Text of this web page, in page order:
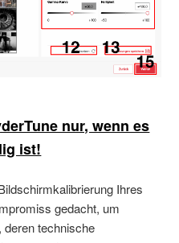
nur, wenn es
ist!
Ihres
gedacht, um
technische